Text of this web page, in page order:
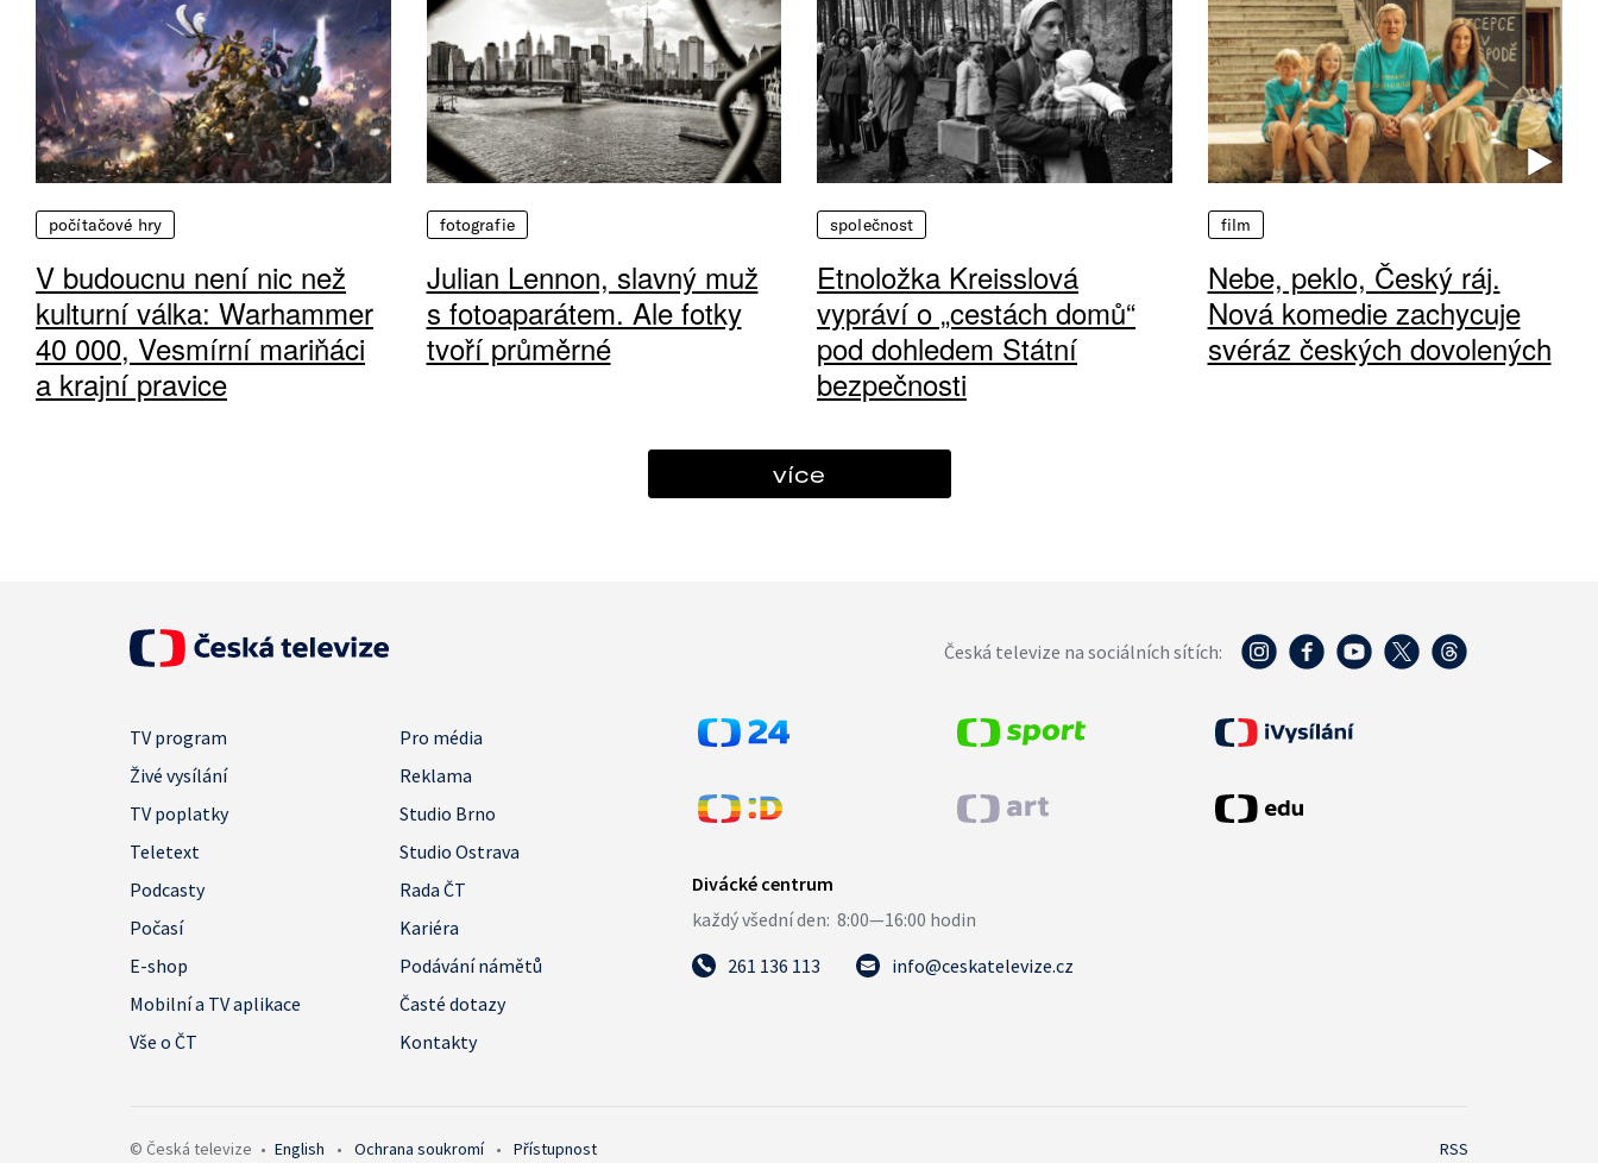
počítačové hry
V budoucnu není nic než
kulturní válka: Warhammer
40 000, Vesmírní mariňáci
a krajní pravice
fotografie
Julian Lennon, slavný muž
s fotoaparátem. Ale fotky
tvoří průměrné
společnost
Etnoložka Kreisslová
vypráví o „cestách domů“
pod dohledem Státní
bezpečnosti
film
Nebe, peklo, Český ráj.
Nová komedie zachycuje
svéráz českých dovolených
více
Česká televize na sociálních sítích:
TV program
Pro média
Živé vysílání
Reklama
TV poplatky
Studio Brno
Teletext
Studio Ostrava
Podcasty
Rada ČT
Počasí
Kariéra
E-shop
Podávání námětů
Mobilní a TV aplikace
Časté dotazy
Vše o ČT
Kontakty
261 136 113 info@ceskatelevize.cz
© Česká televize • English • Ochrana soukromí • Přístupnost RSS